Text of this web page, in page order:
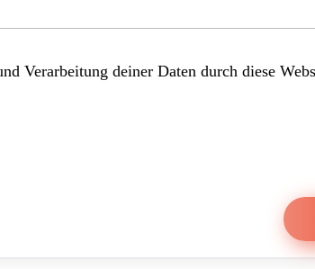
Verarbeitung deiner Daten durch diese